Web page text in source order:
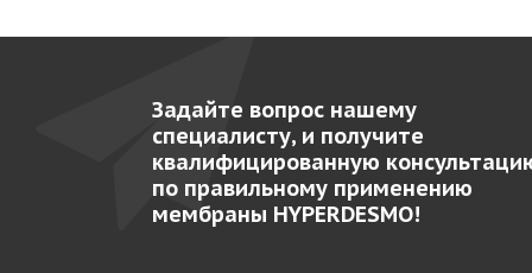
Задайте вопрос нашему
специалисту, и получите
квалифицированную
по правильному применению
мембраны HYPERDESMO!